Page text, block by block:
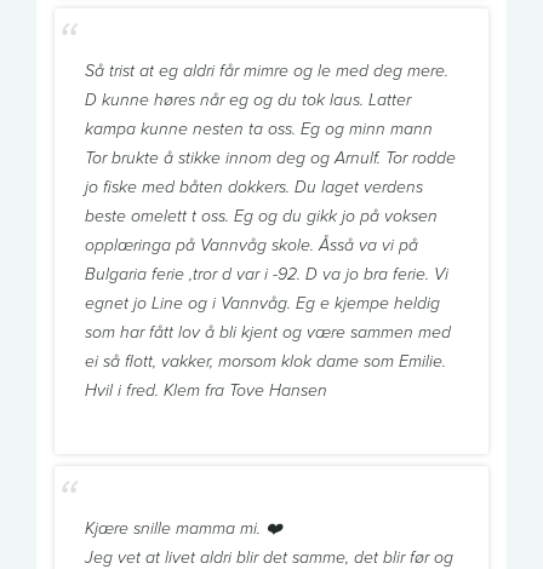
Så trist at eg aldri får mimre og le med deg mere.
D kunne høres når eg og du tok laus. Latter
kampa kunne nesten ta oss. Eg og minn mann
Tor brukte å stikke innom deg og Arnulf. Tor rodde
jo fiske med båten dokkers. Du laget verdens
beste omelett t oss. Eg og du gikk jo på voksen
opplæringa på Vannvåg skole. Åsså va vi på
Bulgaria ferie ,tror d var i -92. D va jo bra ferie. Vi
egnet jo Line og i Vannvåg. Eg e kjempe heldig
som har fått lov å bli kjent og være sammen med
ei så flott, vakker, morsom klok dame som Emilie.
Hvil i fred. Klem fra Tove Hansen
Kjære snille mamma mi. ❤️
Jeg vet at livet aldri blir det samme, det blir før og